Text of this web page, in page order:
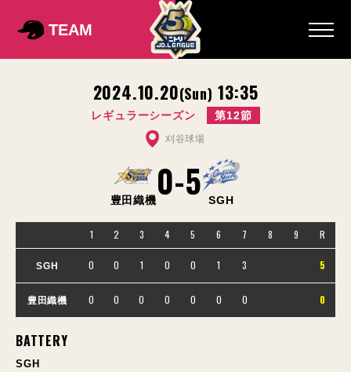
TEAM
2024.10.20(Sun) 13:35
レギュラーシーズン 第12節
刈谷球場
豊田織機0-5 SGH
1 2 3 4 5 6 7 8 9 R
SGH 0 0 1 0 0 1 3 5
豊田織機 0 0 0 0 0 0 0 0
BATTERY
SGH